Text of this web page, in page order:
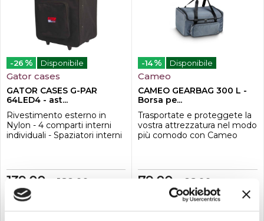
-26 % Disponibile
Gator cases
GATOR CASES G-PAR
64LED4 - ast...
Rivestimento esterno in
Nylon - 4 comparti interni
individuali - Spaziatori interni
486 x 406mm - Peso 8,16
139,00 189,00
Compra
-14 % Disponibile
Cameo
CAMEO GEARBAG 300 L -
Borsa pe...
Trasportate e proteggete la
vostra attrezzatura nel modo
più comodo con Cameo
dotata di pannelli di
separazione regolabili per
una perfetta organizzazione
dei dispositivi e con grandi
tasche esterne per gli
79,00 92,00
Compra